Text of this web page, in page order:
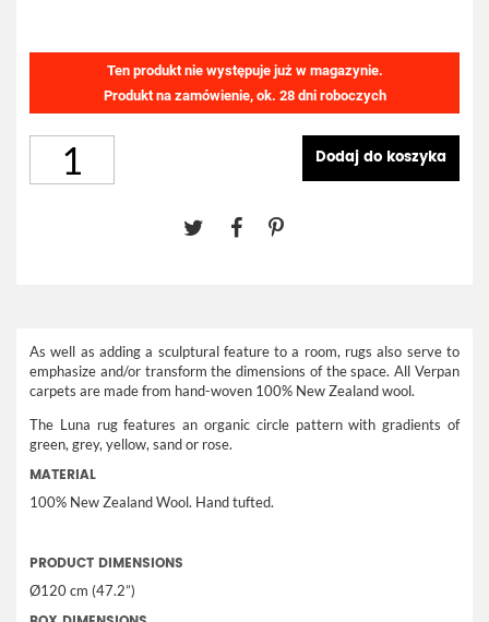
Ten produkt nie występuje już w magazynie.
Produkt na zamówienie, ok. 28 dni roboczych
Dodaj do koszyka
As well as adding a sculptural feature to a room, rugs also serve to
emphasize and/or transform the dimensions of the space. All Verpan
carpets are made from hand-woven 100% New Zealand wool.
The Luna rug features an organic circle pattern with gradients of
green, grey, yellow, sand or rose.
MATERIAL
100% New Zealand Wool. Hand tufted.
PRODUCT DIMENSIONS
Ø120 cm (47.2”)